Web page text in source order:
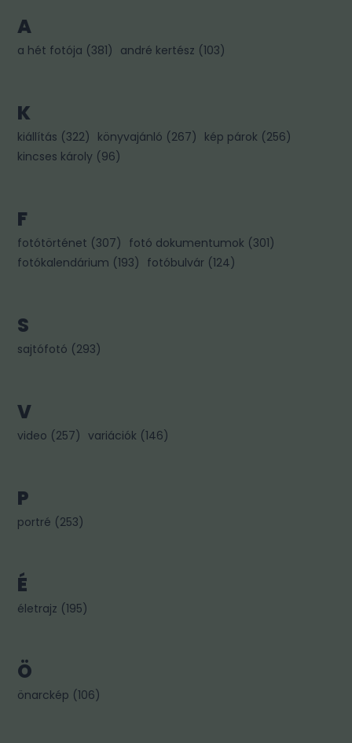
A
a hét fotója (381) andré kertész (103)
K
kiállítás (322) könyvajánló (267) kép párok (256)
kincses károly (96)
F
fotótörténet (307) fotó dokumentumok (301)
fotókalendárium (193) fotóbulvár (124)
S
sajtófotó (293)
V
video (257) variációk (146)
P
portré (253)
É
életrajz (195)
Ö
önarckép (106)